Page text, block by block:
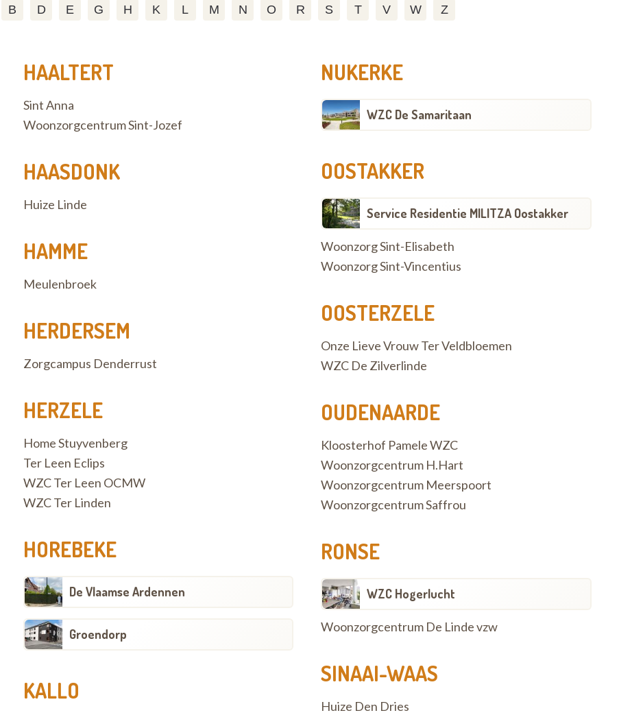
B D E G H K L M N O R S T V W Z
HAALTERT
Sint Anna
Woonzorgcentrum Sint-Jozef
HAASDONK
Huize Linde
HAMME
Meulenbroek
HERDERSEM
Zorgcampus Denderrust
HERZELE
Home Stuyvenberg
Ter Leen Eclips
WZC Ter Leen OCMW
WZC Ter Linden
HOREBEKE
De Vlaamse Ardennen
Groendorp
KALLO
NUKERKE
WZC De Samaritaan
OOSTAKKER
Service Residentie MILITZA Oostakker
Woonzorg Sint-Elisabeth
Woonzorg Sint-Vincentius
OOSTERZELE
Onze Lieve Vrouw Ter Veldbloemen
WZC De Zilverlinde
OUDENAARDE
Kloosterhof Pamele WZC
Woonzorgcentrum H.Hart
Woonzorgcentrum Meerspoort
Woonzorgcentrum Saffrou
RONSE
WZC Hogerlucht
Woonzorgcentrum De Linde vzw
SINAAI-WAAS
Huize Den Dries